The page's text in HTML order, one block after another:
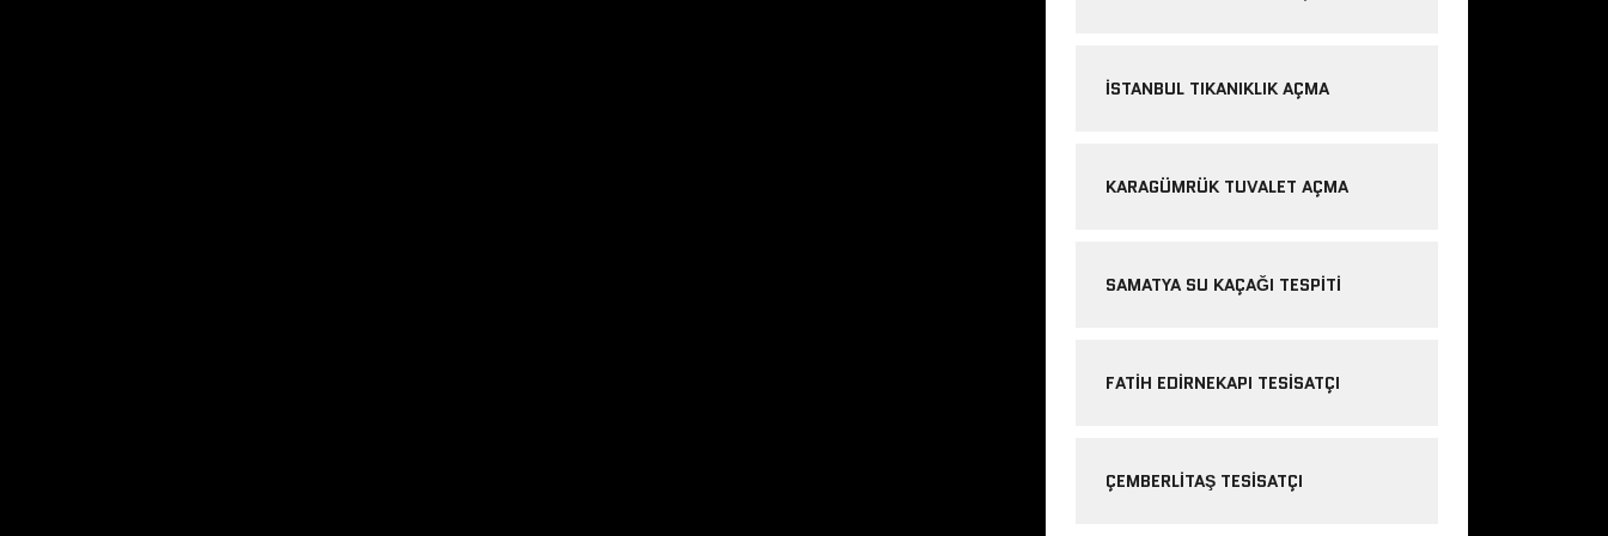
ISTANBUL TIKANIKLIK AÇMA
KARAGÜMRÜK TUVALET AÇMA
SAMATYA SU KAÇAĞI TESPITI
FATIH EDIRNEKAPI TESISATÇI
ÇEMBERLITAŞ TESISATÇI